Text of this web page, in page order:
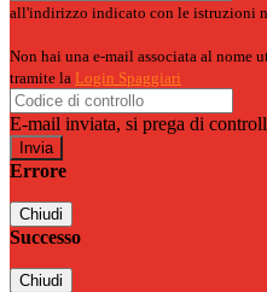
all'indirizzo indicato con le istruzioni
Non hai una e-mail associata al nome
tramite la Login Spaggiari
E-mail inviata, si prega di
Errore
Chiudi
Successo
Chiudi